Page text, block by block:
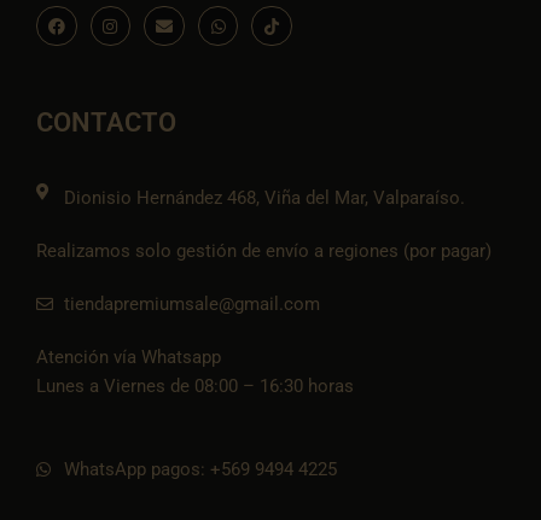
F
a
c
o
k
I
n
s
r
a
E
n
v
p
e
W
h
a
I
c
o
CONTACTO
Dionisio Hernández 468, Viña del Mar, Valparaíso.
Realizamos solo gestión de envío a regiones (por pagar)
tiendapremiumsale@gmail.com
Atención vía Whatsapp
Lunes a Viernes de 08:00 – 16:30 horas
WhatsApp pagos: +569 9494 4225